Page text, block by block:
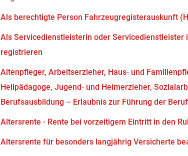
Als berechtigte Person Fahrzeugregisterauskunft
Als Servicedienstleisterin oder Servicedienstleister
registrieren
Altenpfleger, Arbeitserzieher, Haus- und
Heilpädagoge, Jugend- und Heimerzieher,
Berufsausbildung – Erlaubnis zur Führung der
Altersrente - Rente bei vorzeitigem Eintritt in den
Altersrente für besonders langjährig Versicherte